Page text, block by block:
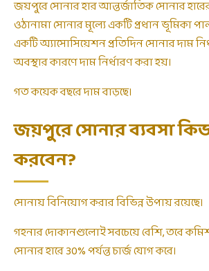
জয়পুরে সোনার হার আন্তর্জাতিক সোনার
ওঠানামা সোনার মূল্যে একটি প্রধান ভূমিকা
একটি অ্যাসোসিয়েশন প্রতিদিন সোনার দাম
অবস্থার কারণে দাম নির্ধারণ করা হয়।
গত কয়েক বছরে দাম বাড়ছে।
জয়পুরে সোনার ব্যবসা
করবেন?
সোনায় বিনিয়োগ করার বিভিন্ন উপায় রয়েছে।
গহনার দোকানগুলোই সবচেয়ে বেশি, তবে
সোনার হারে 30% পর্যন্ত চার্জ যোগ করে।